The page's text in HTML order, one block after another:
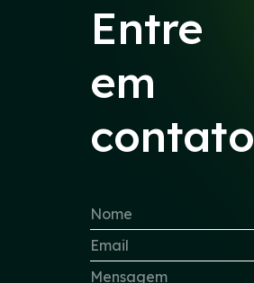
Entre
em
contato